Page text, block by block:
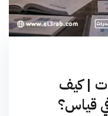
| كيف
قياس؟